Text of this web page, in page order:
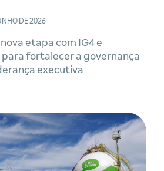
DE 2026
etapa com IG4 e
fortalecer a governança
executiva